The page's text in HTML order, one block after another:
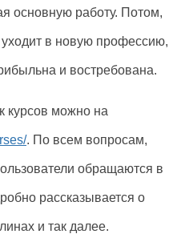
основную работу. Потом,
уходит в новую профессию,
и востребована.
курсов можно на
. По всем вопросам,
обращаются в
рассказывается о
и так далее.